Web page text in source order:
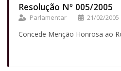
Resolução Nº 005/2005
Parlamentar 21/02/2005
Concede Menção Honrosa ao